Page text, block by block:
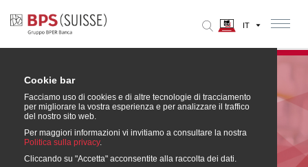
Cookie bar
Facciamo uso di cookies e di altre tecnologie di tracciamento
per migliorare la vostra esperienza e per analizzare il traffico
del nostro sito web.
Per maggiori informazioni vi invitiamo a consultare la nostra
Politica sulla privacy.
Cliccando su "Accetta" acconsentite alla raccolta dei dati.